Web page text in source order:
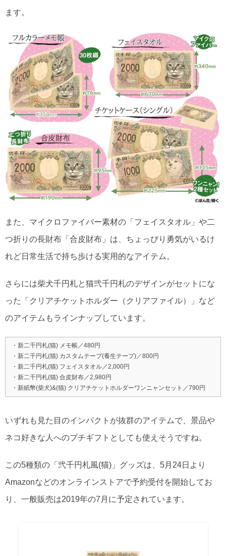
ます。
また、マイクロファイバー素材の「フェイスタオル」や二
つ折りの長財布「合皮財布」は、ちょっぴり勇気がいるけ
れど日常生活で持ち歩ける実用的なアイテム。
さらには柴犬千円札と猫弐千円札のデザインがセットにな
った「クリアチケットホルダー（クリアファイル）」など
のアイテムもラインナップしています。
・新二千円札(猫) メモ帳／480円
・新二千円札(猫) カスタムテープ(養生テープ)／800円
・新二千円札(猫) フェイスタオル／2,000円
・新二千円札(猫) 合皮財布／2,980円
・新紙幣(柴犬)&(猫) クリアチケットホルダーワンニャンセット／790円
いずれも見た目のインパクトが抜群のアイテムで、景品や
ネコ好きな人へのプチギフトとしても使えそうですね。
この5種類の「弐千円札風(猫)」グッズは、5月24日より
Amazonなどのオンラインストアで予約受付を開始してお
り、一般販売は2019年の7月に予定されています。